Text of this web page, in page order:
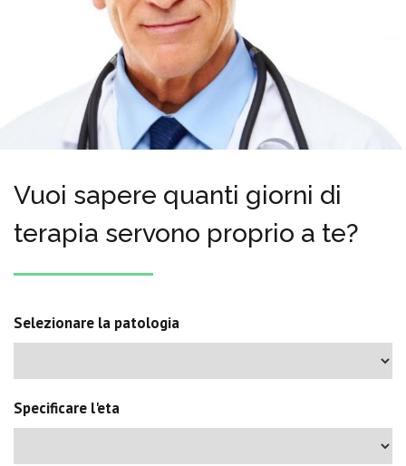
Vuoi sapere quanti giorni di
terapia servono proprio a te?
Selezionare la patologia
Specificare l'eta